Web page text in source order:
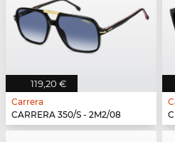
119,20 €
Carrera
CARRERA 350/S - 2M2/08